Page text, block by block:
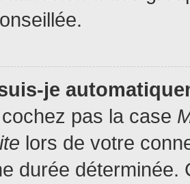
je
pas la case
lors de votre
durée déterminée.